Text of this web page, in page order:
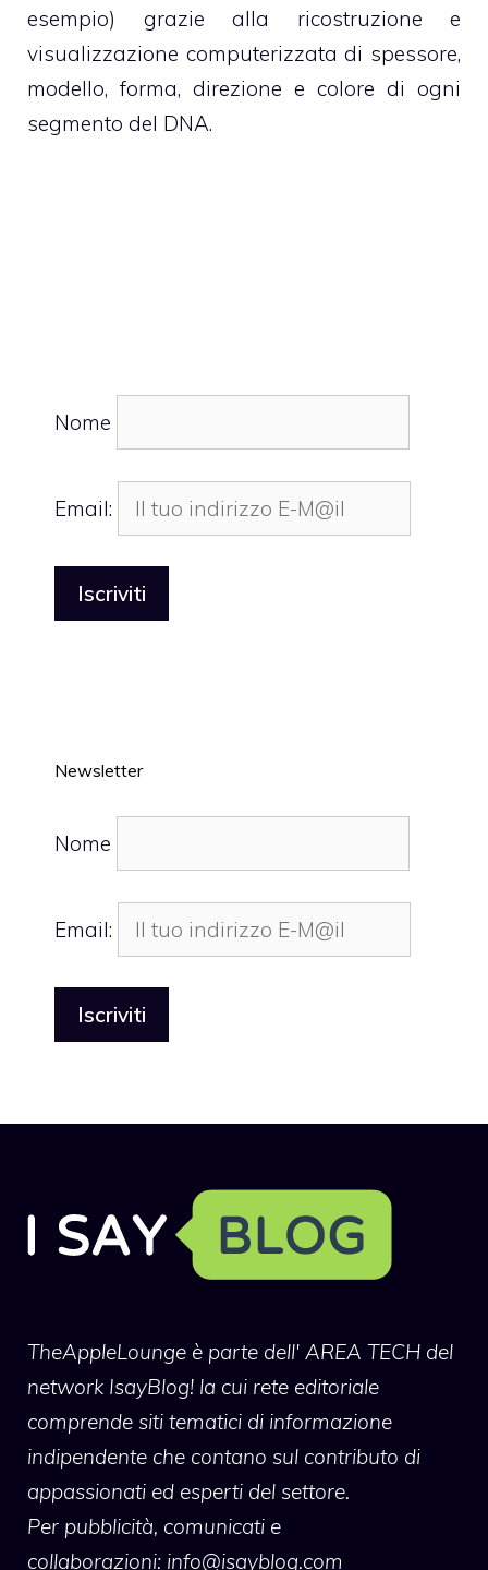
esempio) grazie alla ricostruzione e
visualizzazione computerizzata di spessore,
modello, forma, direzione e colore di ogni
segmento del DNA.
Nome
Email:
Newsletter
Nome
Email:
TheAppleLounge è parte dell' AREA TECH del
network IsayBlog! la cui rete editoriale
comprende siti tematici di informazione
indipendente che contano sul contributo di
appassionati ed esperti del settore.
Per pubblicità, comunicati e
collaborazioni: info@isayblog.com